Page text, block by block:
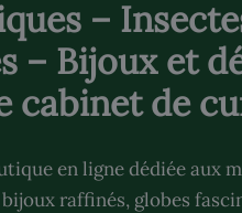
–
– Bijoux et
cabinet de
en ligne dédiée aux
raffinés, globes